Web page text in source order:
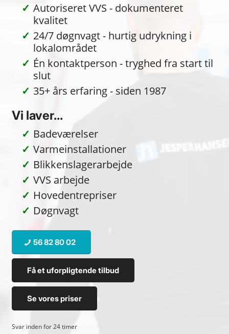
Autoriseret VVS - dokumenteret
kvalitet
24/7 døgnvagt - hurtig udrykning i
lokalområdet
Én kontaktperson - tryghed fra start til
slut
35+ års erfaring - siden 1987
Vi laver...
Badeværelser
Varmeinstallationer
Blikkenslagerarbejde
VVS arbejde
Hovedentrepriser
Døgnvagt
56 82 80 02
Få et uforpligtende tilbud
Se vores priser
Svar inden for 24 timer